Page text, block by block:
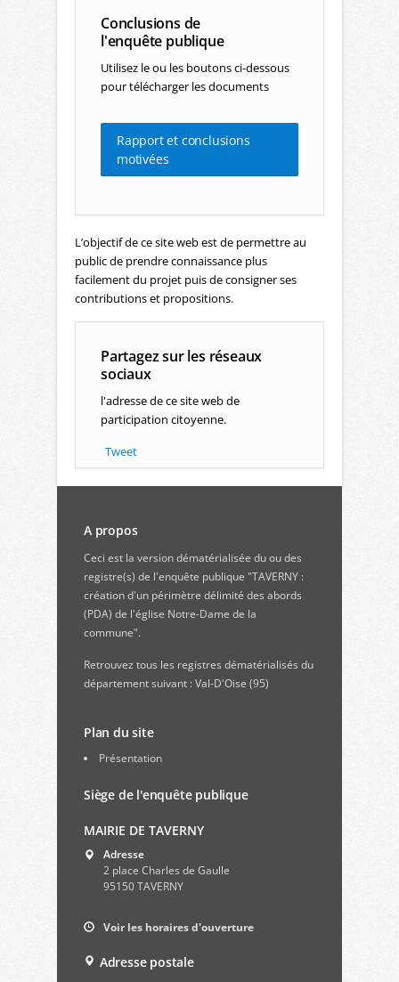
Conclusions de
l'enquête publique
Utilisez le ou les boutons ci-dessous
pour télécharger les documents
Rapport et conclusions
motivées
L’objectif de ce site web est de permettre au
public de prendre connaissance plus
facilement du projet puis de consigner ses
contributions et propositions.
Partagez sur les réseaux
sociaux
l'adresse de ce site web de
participation citoyenne.
Tweet
A propos
Ceci est la version dématérialisée du ou des
registre(s) de l'enquête publique "TAVERNY :
création d'un périmètre délimité des abords
(PDA) de l'église Notre-Dame de la
commune".
Retrouvez tous les registres dématérialisés du
département suivant : Val-D'Oise (95)
Plan du site
Présentation
Siège de l'enquête publique
MAIRIE DE TAVERNY
Adresse
2 place Charles de Gaulle
95150 TAVERNY
Voir les horaires d'ouverture
Adresse postale